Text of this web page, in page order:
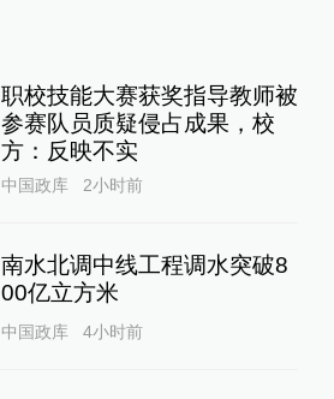
职校技能大赛获奖指导教师被
参赛队员质疑侵占成果，校
方：反映不实
中国政库 2小时前
南水北调中线工程调水突破8
00亿立方米
中国政库 4小时前